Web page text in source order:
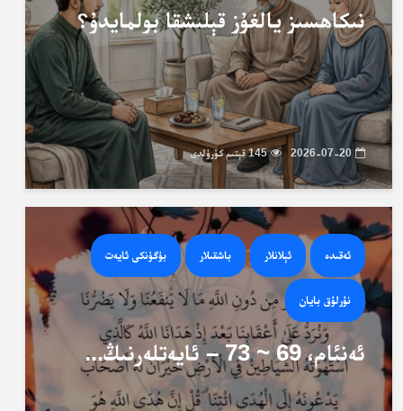
نىكاھسىز يالغۇز قېلىشقا بولمايدۇ؟
2026-07-20 145 قېتىم كۆرۈلدى
ئەقىدە ئېلانلار باشقىلار بۈگۈنكى ئايەت
نۇرلۇق بايان
ئەنئام، 69 ~ 73 – ئايەتلەرنىڭ...